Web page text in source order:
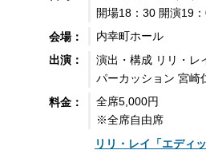
開場18：30 開演19
会場：
内幸町ホール
出演：
演出・構成 リリ・レ
パーカッション 宮崎
料金：
全席5,000円
※全席自由席
リリ・レイ「エディ